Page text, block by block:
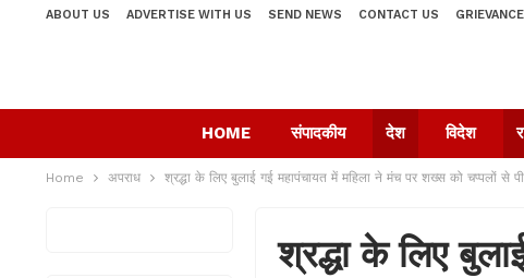
ABOUT US ADVERTISE WITH US SEND NEWS CONTACT US GRIEVANCE
HOME संपादकीय देश विदेश
Home अपराध श्रद्धा के लिए बुलाई गई महापंचायत में महिला ने मंच पर शख्स को चप्पलों से
श्रद्धा के लिए